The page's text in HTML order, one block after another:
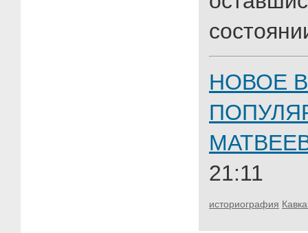
НОВОЕ
21:11
историография